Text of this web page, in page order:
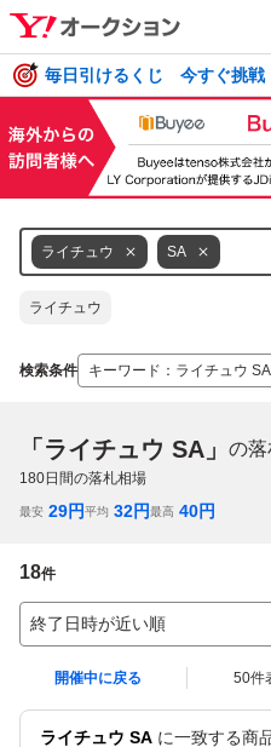
毎日引けるくじ 今すぐ挑戦
ライチュウ SA
ライチュウ
検索条件 キーワード ： ライチュウ SA
「ライチュウ SA」 の落
180日間の落札相場
最安 29円平均 32円最高 40円
18件
終了日時が近い順
開催中に戻る 50件
ライチュウ SA に一致する商